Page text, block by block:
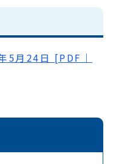
5月24日 [PDF｜